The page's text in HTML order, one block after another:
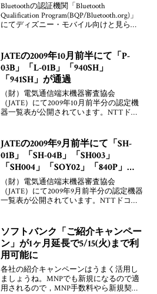
Bluetoothの認証機関「Bluetooth
Qualification Program(BQP/Bluetooth.org)」
にてディズニー・モバイル向けと見られ
JATEの2009年10月前半にて「P-
03B」「L-01B」「940SH」
「941SH」が通過
（財）電気通信端末機器審査協会
（JATE）にて2009年10月前半分の認定機
器一覧表が公開されています。NTTドコ
LG電子製「L-01B」，ソフトバンクモバイ
ル向
JATEの2009年9月前半にて「SH-
01B」「SH-04B」「SH003」
「SH004」「SOY02」「840P」
「WX330J E」が通過
（財）電気通信端末機器審査協会
（JATE）にて2009年9月前半分の認定機器
一覧表が公開されています。NTTドコモ
シャープ製「SH003」「SH00
ソフトバンク「ご紹介キャンペー
ン」が1ヶ月延長で5/15(火)まで利
用可能に
各社の紹介キャンペーンはうまく活用し
ましょうね。MNPでも新規になるので適
用されるので，MNP手数料やら新規契約